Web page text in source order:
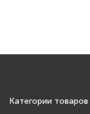
Категории товаров